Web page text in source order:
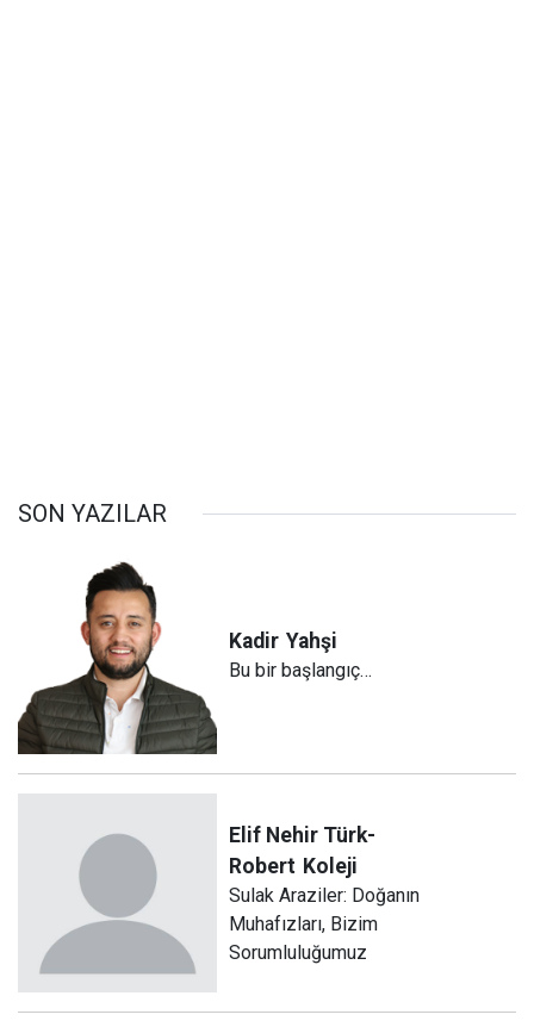
SON YAZILAR
Kadir Yahşi
Bu bir başlangıç…
Elif Nehir Türk-
Robert Koleji
Sulak Araziler: Doğanın
Muhafızları, Bizim
Sorumluluğumuz